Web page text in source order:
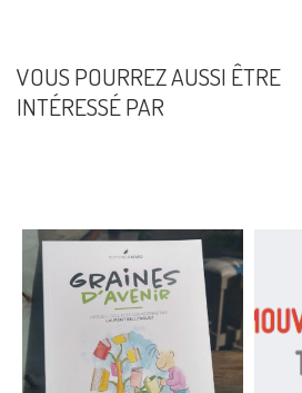
VOUS POURREZ AUSSI ÊTRE
INTÉRESSÉ PAR